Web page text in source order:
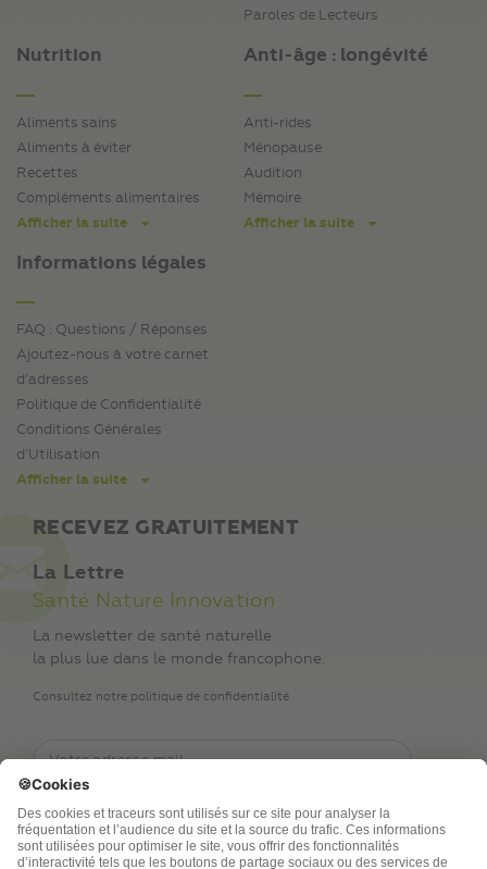
Paroles de Lecteurs
Nutrition
Aliments sains
Aliments à éviter
Recettes
Compléments alimentaires
Afficher la suite
Informations légales
FAQ : Questions / Réponses
Ajoutez-nous à votre carnet
d’adresses
Politique de Confidentialité
Conditions Générales
d’Utilisation
Afficher la suite
Anti-âge : longévité
Anti-rides
Ménopause
Audition
Mémoire
Afficher la suite
RECEVEZ GRATUITEMENT
La Lettre
Santé Nature Innovation
La newsletter de santé naturelle
la plus lue dans le monde francophone.
Consultez notre politique de confidentialité
TSA Publications SA collecte mes nom, prénom,